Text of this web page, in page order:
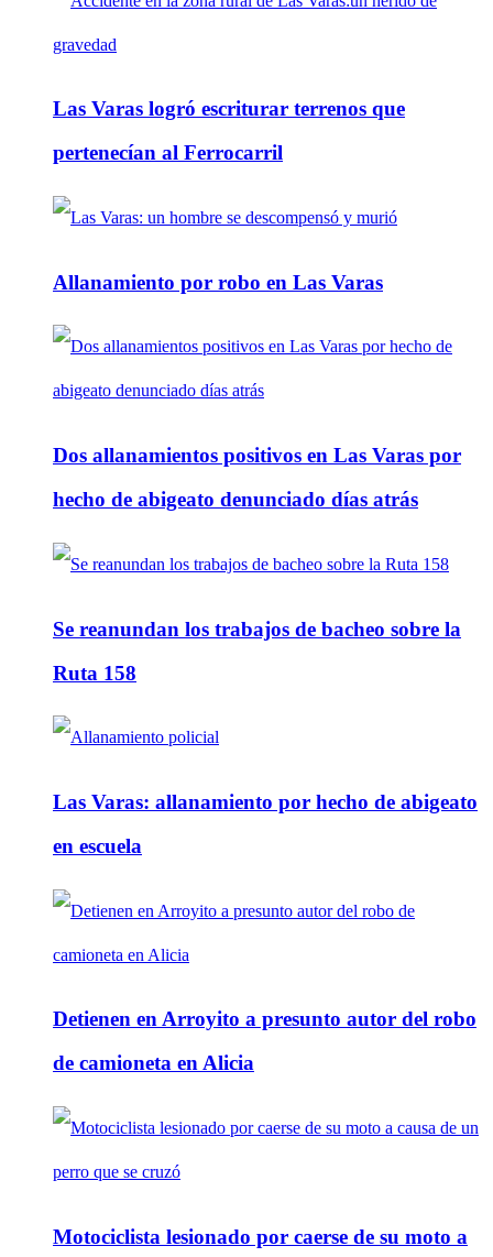
Las Varas logró escriturar terrenos que
pertenecían al Ferrocarril
Allanamiento por robo en Las Varas
Dos allanamientos positivos en Las Varas por
hecho de abigeato denunciado días atrás
Se reanundan los trabajos de bacheo sobre la
Ruta 158
Las Varas: allanamiento por hecho de abigeato
en escuela
Detienen en Arroyito a presunto autor del robo
de camioneta en Alicia
Motociclista lesionado por caerse de su moto a